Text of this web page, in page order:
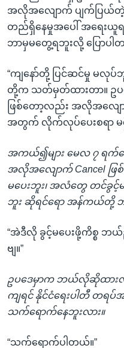
အလိုအလျောက် ပျက်ပြယ်
တည်ရှိနေမှုအပေါ် အရေးယူရ
ဘာမှမတွေ့ရဘူးလို့ ပြောပါ
“ကျနော်တို့ ပြင်ဆင်မှု မလုပ်
တို့က သတ်မှတ်ထားတာ။ ဥပ
ဖြစ်တော့လည်း အလိုအလျော
အတွက် လိုက်လုပ်ပေးစရာ မ
အကယ်၍များ မေလ ၇ ရ
အလိုအလျောက် Cancel ဖ
မပေးဘူး၊ အလံတွေ တင်ခွင့်မ
ဘူး ဆိုရင်ရော အန်ကယ်တို့ ဘာမ
“အဲဒီလို ခွင့်မပေးဖို့ကိစ္စ ဘယ်
ဗျ။”
ဥပဒေမှာက ဘယ်လိုဆိုထား
ကျရင် နိုင်ငံရေးပါတီ တရ
သက်ရောက်နေဘူးလား။
“သက်ရောက်ပါတယ်။”